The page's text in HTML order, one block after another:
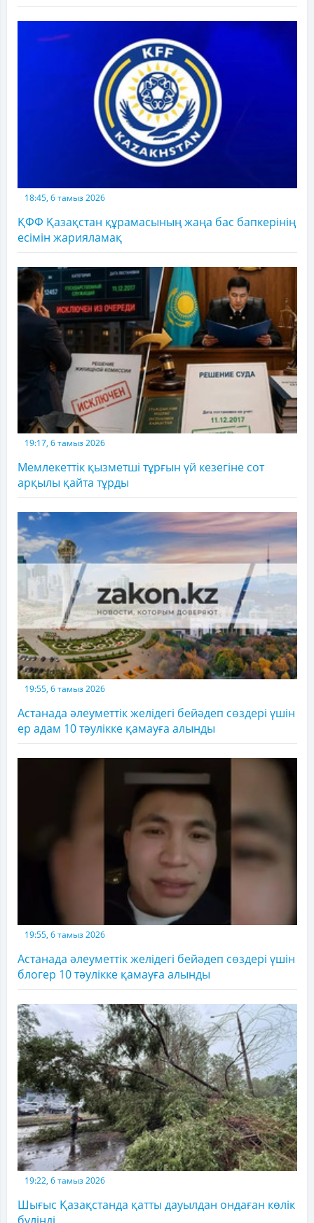
18:45, 6 тамыз 2026
ҚФФ Қазақстан құрамасының жаңа бас бапкерінің
есімін жарияламақ
19:17, 6 тамыз 2026
Мемлекеттік қызметші тұрғын үй кезегіне сот
арқылы қайта тұрды
19:55, 6 тамыз 2026
Астанада әлеуметтік желідегі бейәдеп сөздері үшін
ер адам 10 тәулікке қамауға алынды
19:55, 6 тамыз 2026
Астанада әлеуметтік желідегі бейәдеп сөздері үшін
блогер 10 тәулікке қамауға алынды
19:22, 6 тамыз 2026
Шығыс Қазақстанда қатты дауылдан ондаған көлік